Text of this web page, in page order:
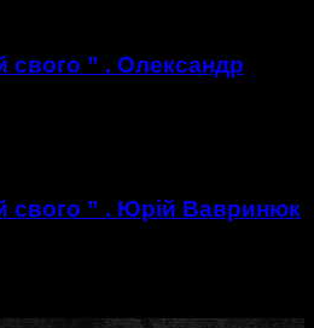
свого ” . Олександр
свого ” . Юрій Вавринюк